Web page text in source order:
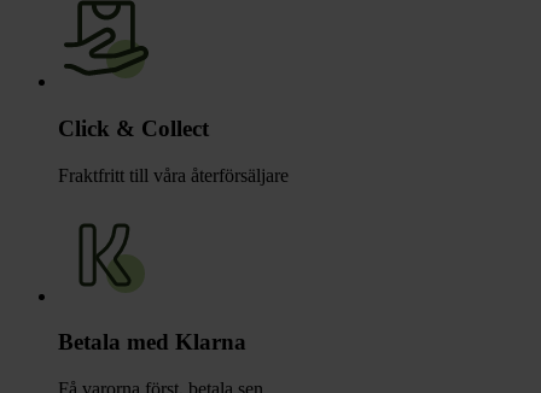
Click & Collect
Fraktfritt till våra återförsäljare
Betala med Klarna